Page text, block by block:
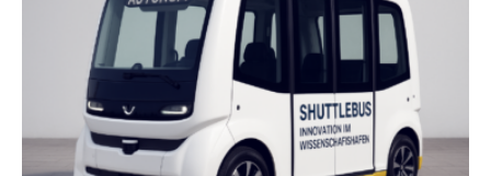
untersucht das IPH – Institut für Integrierte Produktion
Hannover gGmbH anhand von
Materialflusssimulationen, ob die dezentrale Steuerung
effizienter ist als die zentrale Steuerung. Dafür sucht
das IPH noch Unternehmen, die Interesse daran haben,
am realen Beispiel ihrer Fabrik…